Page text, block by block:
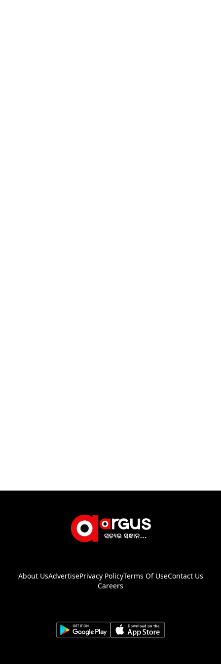
About UsAdvertisePrivacy PolicyTerms Of UseContact Us
Careers